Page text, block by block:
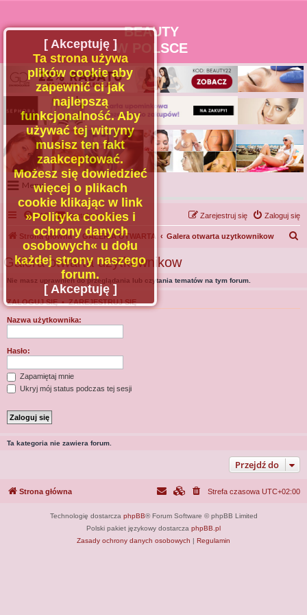
BEAUTY
W POLSCE
Menu
Portal
Facebook
Regulamin
Zapytaj administratora
Kontakt
FAQ Kontakt z nami Zaloguj się
Zarejestruj się
Strona główna GALERIA OTWARTA Galera otwarta uzytkownikow
Galera otwarta uzytkownikow
Nie masz uprawnień do przeglądania lub czytania tematów na tym forum.
ZALOGUJ SIĘ•ZAREJESTRUJ SIĘ
Nazwa użytkownika:
Hasło:
Zapamiętaj mnie
Ukryj mój status podczas tej sesji
Ta kategoria nie zawiera forum.
Przejdź do
[ Akceptuję ]
Ta strona używa
plików cookie aby
zapewnić ci jak
najlepszą
funkcjonalność. Aby
używać tej witryny
musisz ten fakt
zaakceptować.
Możesz się dowiedzieć
więcej o plikach
cookie klikając w link
»Polityka cookies i
ochrony danych
osobowych« u dołu
każdej strony naszego
forum.
[ Akceptuję ]
Strona główna Strefa czasowa UTC+02:00
Technologię dostarcza phpBB® Forum Software © phpBB Limited
Polski pakiet językowy dostarcza phpBB.pl
Zasady ochrony danych osobowych | Regulamin